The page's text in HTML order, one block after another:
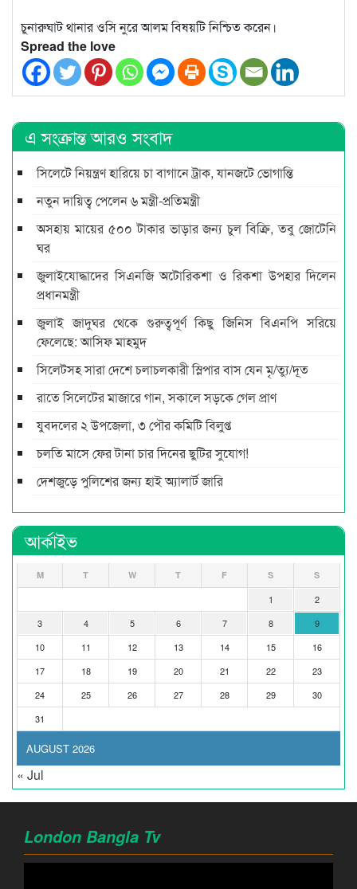
চুনারুঘাট থানার ওসি নুরে আলম বিষয়টি নিশ্চিত করেন।
Spread the love
এ সংক্রান্ত আরও সংবাদ
সিলেটে নিয়ন্ত্রণ হারিয়ে চা বাগানে ট্রাক, যানজটে ভোগান্তি
নতুন দায়িত্ব পেলেন ৬ মন্ত্রী-প্রতিমন্ত্রী
অসহায় মায়ের ৫০০ টাকার ভাড়ার জন্য চুল বিক্রি, তবু জোটেনি
ঘর
জুলাইযোদ্ধাদের সিএনজি অটোরিকশা ও রিকশা উপহার দিলেন
প্রধানমন্ত্রী
জুলাই জাদুঘর থেকে গুরুত্বপূর্ণ কিছু জিনিস বিএনপি সরিয়ে
ফেলেছে: আসিফ মাহমুদ
সিলেটসহ সারা দেশে চলাচলকারী স্লিপার বাস যেন মৃ/ত্যু/দূত
রাতে সিলেটের মাজারে গান, সকালে সড়কে গেল প্রাণ
যুবদলের ২ উপজেলা, ৩ পৌর কমিটি বিলুপ্ত
চলতি মাসে ফের টানা চার দিনের ছুটির সুযোগ!
দেশজুড়ে পুলিশের জন্য হাই অ্যালার্ট জারি
আর্কাইভ
AUGUST 2026
M T W T F S S
1
2
3
4 5 6 7 8
9
10
11 12 13 14 15
16
17
18 19 20 21 22
23
24
25 26 27 28 29
30
31
« Jul
London Bangla Tv